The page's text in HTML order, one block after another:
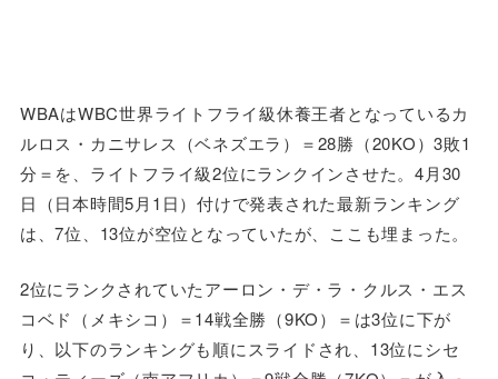
WBAはWBC世界ライトフライ級休養王者となっているカ
ルロス・カニサレス（ベネズエラ）＝28勝（20KO）3敗1
分＝を、ライトフライ級2位にランクインさせた。4月30
日（日本時間5月1日）付けで発表された最新ランキング
は、7位、13位が空位となっていたが、ここも埋まった。
2位にランクされていたアーロン・デ・ラ・クルス・エス
コベド（メキシコ）＝14戦全勝（9KO）＝は3位に下が
り、以下のランキングも順にスライドされ、13位にシセ